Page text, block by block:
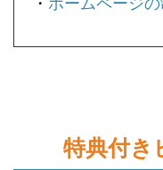
特典付き